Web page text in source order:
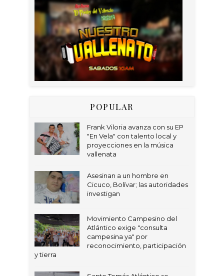
POPULAR
Frank Viloria avanza con su EP
"En Vela" con talento local y
proyecciones en la música
vallenata
Asesinan a un hombre en
Cicuco, Bolívar; las autoridades
investigan
Movimiento Campesino del
Atlántico exige "consulta
campesina ya" por
reconocimiento, participación
y tierra